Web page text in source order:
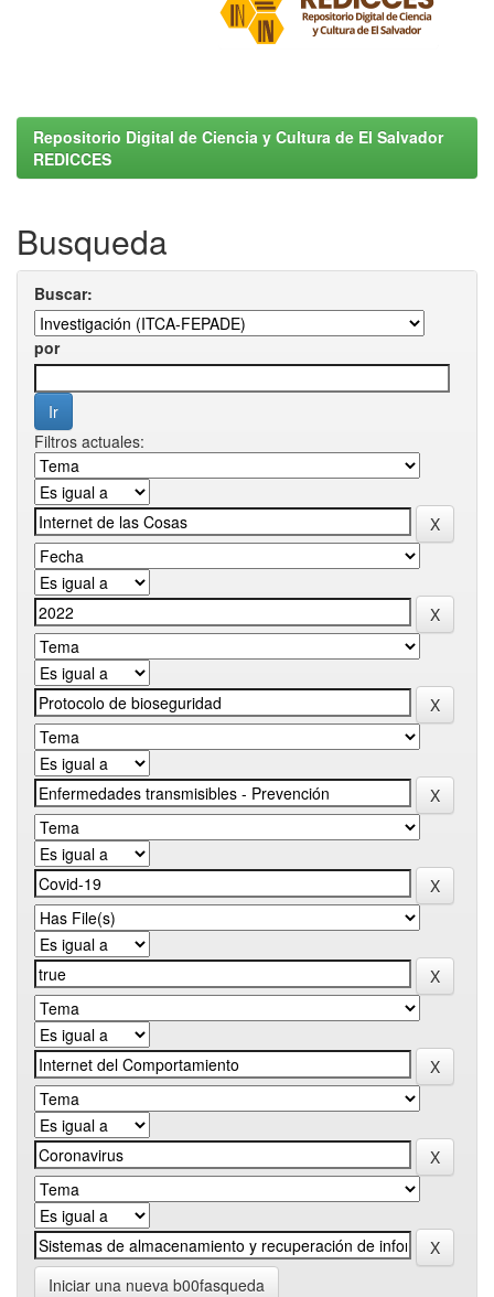
Repositorio Digital de Ciencia y Cultura de El Salvador
REDICCES
Busqueda
Buscar:
por
Filtros actuales:
Iniciar una nueva b00fasqueda